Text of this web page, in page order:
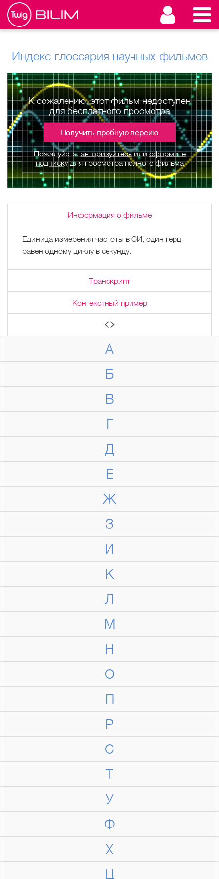
Индекс глоссария научных фильмов
А
Б
В
Г
Д
Е
Ж
З
И
К
Л
М
Н
О
П
Р
С
Т
У
Ф
Х
Ц
К сожалению, этот фильм недоступен
для бесплатного просмотра
Получить пробную версию
Пожалуйста,авторизуйтесьилиоформите
подпискудля просмотра полного фильма
Информация о фильме
Единица измерения частоты в СИ, один герц
равен одному циклу в секунду.
Транскрипт
Контекстный пример